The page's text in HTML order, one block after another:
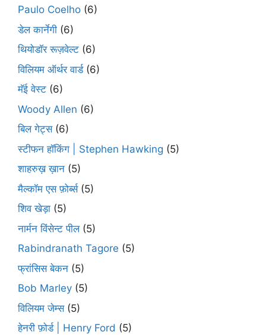
Paulo Coelho (6)
डेल कार्नेगी (6)
थियोडॉर रूज़वेल्ट (6)
विलियम ऑर्थर वार्ड(6)
मॅई वेस्ट (6)
Woody Allen (6)
बिल गेट्स(6)
स्टीफन हॉकिंग | Stephen Hawking (5)
शाहरुख़ ख़ान (5)
मैल्कॉम एस फ़ोर्ब्स(5)
शिव खेड़ा (5)
नार्मन विंसेन्ट पील(5)
Rabindranath Tagore (5)
फ्रांसिस बेकन (5)
Bob Marley (5)
विलियम जेम्स(5)
हेनरी फ़ोर्ड | Henry Ford (5)